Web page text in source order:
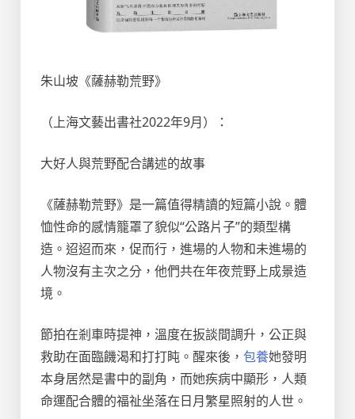
朱山坡《薩赫勒荒野》
（上海文藝出書社2022年9月）：
大好人與荒野配合講述的故事
《薩赫勒荒野》是一篇值得精讀的短篇小說。體
恤性命的感情籠罩了貌似“公路片子”的類型構
造。迢迢而來，促而行，進場的人物和未進場的
人物沒有主次之分，他們共在年夜荒野上成景造
境。
節拍在剎車時提神，溫度在扳談間調升，公正與
救助在面臨饑渴和打打盹。醒來後， 包養她發明
本身居然是書中的副角，而她疾病中顯形，人類
命運配合體的福祉坐落在日月繁星照射的人世。